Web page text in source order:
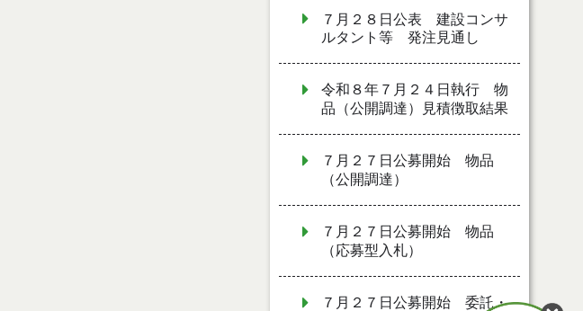
７月２８日公表 建設コンサ
ルタント等 発注見通し
令和８年７月２４日執行 物
品（公開調達）見積徴取結果
７月２７日公募開始 物品
（公開調達）
７月２７日公募開始 物品
（応募型入札）
７月２７日公募開始 委託・